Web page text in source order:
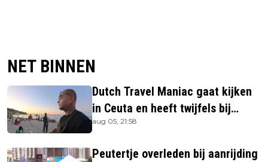
NET BINNEN
Dutch Travel Maniac gaat kijken
in Ceuta en heeft twijfels bij
berichtgeving media
aug 05, 21:58
Peutertje overleden bij aanrijding